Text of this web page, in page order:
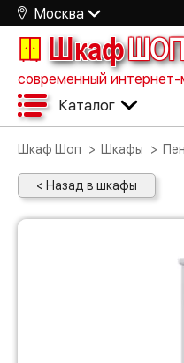
Москва
Шкаф
современный
Каталог
Шкаф Шоп Шкафы
< Назад в шкафы